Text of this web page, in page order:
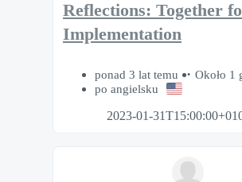
Reflections: Together
Implementation
ponad 3 lat temu
Około 1
po angielsku
2023-01-